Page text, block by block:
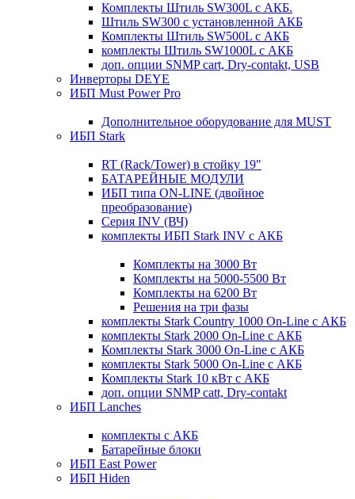
Комплекты Штиль SW300L с АКБ.
Штиль SW300 с установленной АКБ
Комплекты Штиль SW500L с АКБ
комплекты Штиль SW1000L с АКБ
доп. опции SNMP cart, Dry-contakt, USB
Инверторы DEYE
ИБП Must Power Pro
Дополнительное оборудование для MUST
ИБП Stark
RT (Rack/Tower) в стойку 19"
БАТАРЕЙНЫЕ МОДУЛИ
ИБП типа ON-LINE (двойное
преобразование)
Серия INV (ВЧ)
комплекты ИБП Stark INV с АКБ
Комплекты на 3000 Вт
Комплекты на 5000-5500 Вт
Комплекты на 6200 Вт
Решения на три фазы
комплекты Stark Country 1000 On-Line с АКБ
комплекты Stark 2000 On-Line с АКБ
Комплекты Stark 3000 On-Line с АКБ
комплекты Stark 5000 On-Line с АКБ
Комплекты Stark 10 кВт с АКБ
доп. опции SNMP catt, Dry-contakt
ИБП Lanches
комплекты с АКБ
Батарейные блоки
ИБП East Power
ИБП Hiden